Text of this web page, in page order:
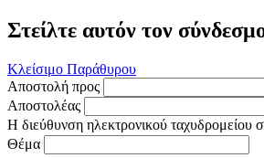
Στείλτε αυτόν τον
Κλείσιμο Παράθυρου
Αποστολή προς
Αποστολέας
Η διεύθυνση ηλεκτρονικού ταχυδρομείου
Θέμα